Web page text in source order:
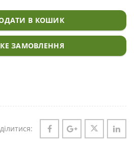
В КОШИК
ЗАМОВЛЕННЯ